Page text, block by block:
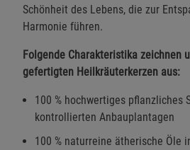
Schönheit des Lebens, die zur
Harmonie führen.
Folgende Charakteristika zeichnen
gefertigten Heilkräuterkerzen aus:
100 % hochwertiges pflanzliches
kontrollierten Anbauplantagen
100 % naturreine ätherische Öle